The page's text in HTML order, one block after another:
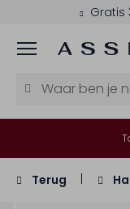
Gratis
Menu
Terug